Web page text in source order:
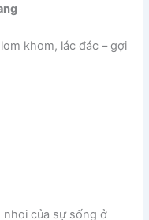
khom, lác đác – gợi
của sự sống ở